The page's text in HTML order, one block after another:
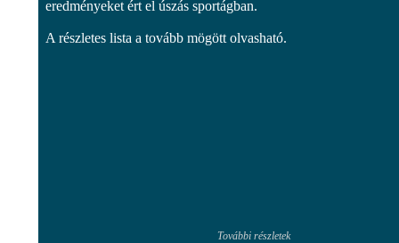
eredményeket ért el úszás sportágban.
A részletes lista a tovább mögött olvasható.
További részletek